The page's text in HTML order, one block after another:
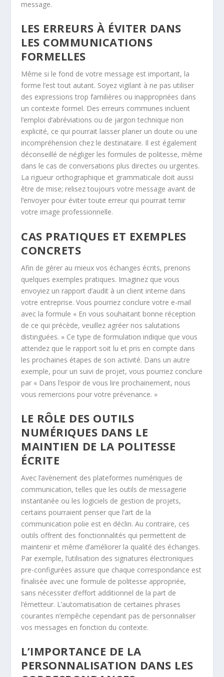
message.
LES ERREURS À ÉVITER DANS
LES COMMUNICATIONS
FORMELLES
Même si le fond de votre message est important, la
forme l’est tout autant. Soyez vigilant à ne pas utiliser
des expressions trop familières ou inappropriées dans
un contexte formel. Des erreurs communes incluent
l’emploi d’abréviations ou de jargon technique non
explicité, ce qui pourrait laisser planer un doute ou une
incompréhension chez le destinataire. Il est également
déconseillé de négliger les formules de politesse, même
dans le cas de conversations plus directes ou urgentes.
La rigueur orthographique et grammaticale doit aussi
être de mise; relisez toujours votre message avant de
l’envoyer pour éviter toute erreur qui pourrait ternir
votre image professionnelle.
CAS PRATIQUES ET EXEMPLES
CONCRETS
Afin de gérer au mieux vos échanges écrits, prenons
quelques exemples pratiques. Imaginez que vous
envoyiez un rapport d’audit à un client interne dans
votre entreprise. Vous pourriez conclure votre e-mail
avec la formule « En vous souhaitant bonne réception
de ce qui précède, veuillez agréer nos salutations
distinguées. » Ce type de formulation indique que vous
attendez que le rapport soit lu et pris en compte dans
les prochaines étapes de son activité. Dans un autre
exemple, pour un suivi de projet, vous pourriez conclure
par « Dans l’espoir de vous lire prochainement, nous
vous remercions pour votre prévenance. »
LE RÔLE DES OUTILS
NUMÉRIQUES DANS LE
MAINTIEN DE LA POLITESSE
ÉCRITE
Avec l’avènement des plateformes numériques de
communication, telles que les outils de messagerie
instantanée ou les logiciels de gestion de projets,
certains pourraient penser que l’art de la
communication polie est en déclin. Au contraire, ces
outils offrent des fonctionnalités qui permettent de
maintenir et même d’améliorer la qualité des échanges.
Par exemple, l’utilisation des signatures électroniques
pre-configurées assure que chaque correspondance est
finalisée avec une formule de politesse appropriée,
sans nécessiter d’effort additionnel de la part de
l’émetteur. L’automatisation de certaines phrases
courantes n’empêche cependant pas de personnaliser
vos messages en fonction du contexte.
L’IMPORTANCE DE LA
PERSONNALISATION DANS LES